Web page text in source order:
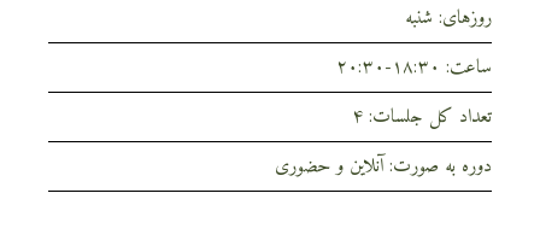
روزهای: شنبه
ساعت: ۱۸:۳۰-۲۰:۳۰
تعداد کل جلسات: ۴
دوره به صورت: آنلاین و حضوری